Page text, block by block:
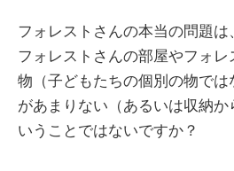
フォレストさんの本当の問題は
フォレストさんの部屋やフォ
物（子どもたちの個別の物で
があまりない（あるいは収納か
いうことではないですか？